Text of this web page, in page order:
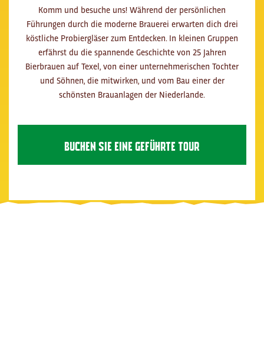
Komm und besuche uns! Während der persönlichen
Führungen durch die moderne Brauerei erwarten dich drei
köstliche Probiergläser zum Entdecken. In kleinen Gruppen
erfährst du die spannende Geschichte von 25 Jahren
Bierbrauen auf Texel, von einer unternehmerischen Tochter
und Söhnen, die mitwirken, und vom Bau einer der
schönsten Brauanlagen der Niederlande.
BUCHEN SIE EINE GEFÜHRTE TOUR